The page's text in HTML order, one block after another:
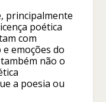
principalmente
poética
com
emoções do
não o
a poesia ou